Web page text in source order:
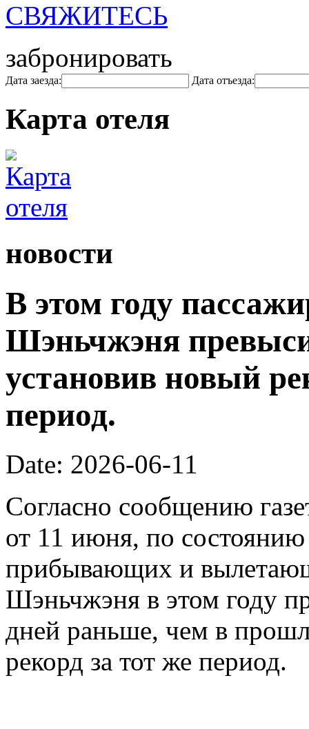
СВЯЖИТЕСЬ
забронировать
Дата заезда: Дата отъезда:
Карта отеля
новости
В этом году
Шэньчжэня
установив новый
период.
Date: 2026-06-11
Согласно сообщению
от 11 июня, по
прибывающих и
Шэньчжэня в этом году
дней раньше, чем в
рекорд за тот же период.